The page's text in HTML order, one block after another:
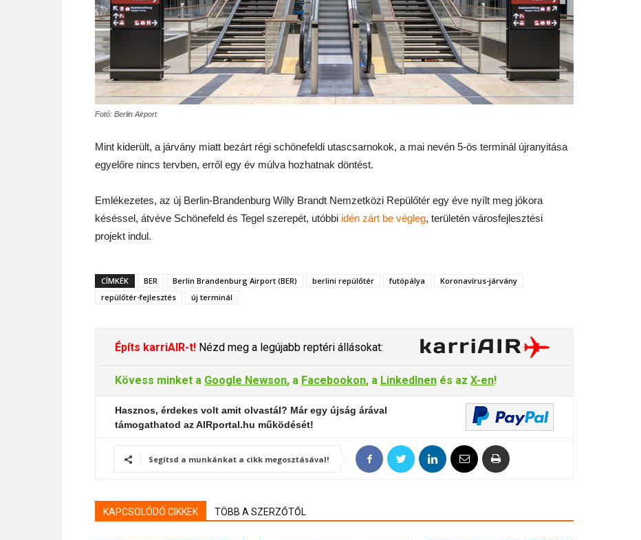
Fotó: Berlin Airport
Mint kiderült, a járvány miatt bezárt régi schönefeldi utascsarnokok, a mai nevén 5-ös terminál újranyitása
egyelőre nincs tervben, erről egy év múlva hozhatnak döntést.
Emlékezetes, az új Berlin-Brandenburg Willy Brandt Nemzetközi Repülőtér egy éve nyílt meg jókora
késéssel, átvéve Schönefeld és Tegel szerepét, utóbbi idén zárt be végleg, területén városfejlesztési
projekt indul.
CÍMKÉK BER Berlin Brandenburg Airport (BER) berlini repülőtér futópálya
Koronavírus-járvány
repülőtér-fejlesztés
új terminál
Építs karriAIR-t! Nézd meg a legújabb reptéri állásokat:
Kövess minket a Google Newson, a Facebookon, a LinkedInen és az X-en!
Hasznos, érdekes volt amit olvastál? Már egy újság árával
támogathatod az AIRportal.hu működését!
Segítsd a munkánkat a cikk megosztásával!
KAPCSOLÓDÓ CIKKEK TÖBB A SZERZŐTŐL